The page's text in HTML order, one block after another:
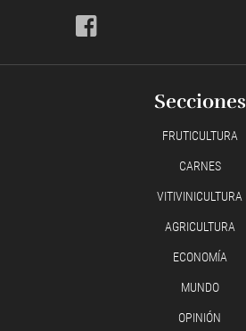
Secciones
FRUTICULTURA
CARNES
VITIVINICULTURA
AGRICULTURA
ECONOMÍA
MUNDO
OPINIÓN